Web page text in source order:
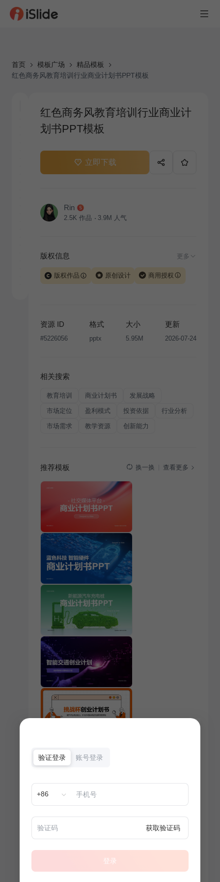
首页 模板广场
精品模板
红色商务风教育培训行业商业计划书PPT模板
红色商务风教育培训行业商业计
划书PPT模板
立即下载
Rin
2.5K 作品 3.9M 人气
版权信息 更多
版权作品 原创设计 商用授权
版权声明
条款，禁止任何形式的转让、出售或出租，未
经投权许可任何人不得擅自转载和分发，否则将接照我
资源 ID
#5226056
格式
pptx
大小
5.95M
更新
2026-07-24
相关搜索
教育培训 商业计划书 发展战略
市场定位 盈利模式 投资依据 行业分析
市场需求 教学资源 创新能力
推荐模板 换一换 查看更多
验证登录 账号登录
+86
获取验证码
登录